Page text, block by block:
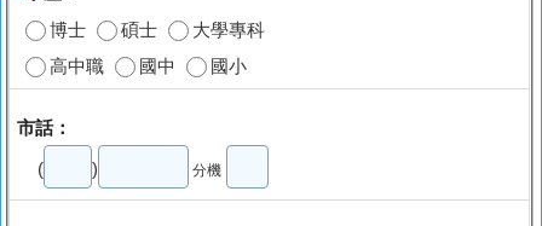
博士
碩士
大學專科
高中職
國中 國小
市話：
( ) 分機